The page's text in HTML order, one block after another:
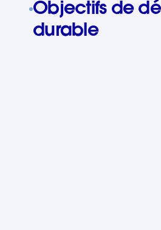
Objectifs de
durable